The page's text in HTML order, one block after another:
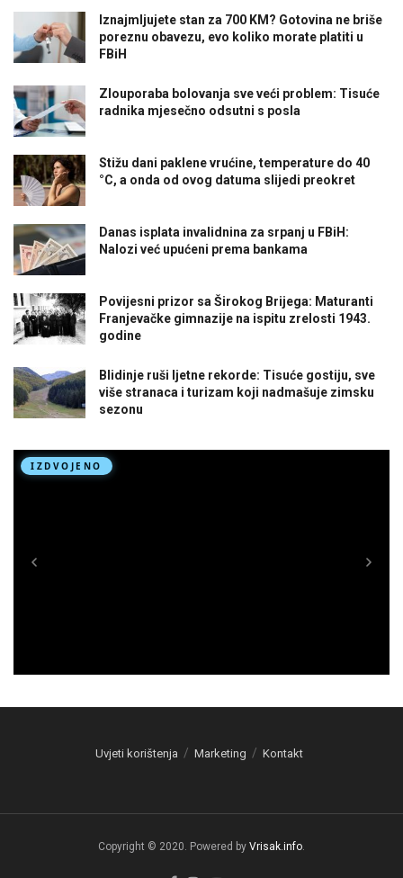
Iznajmljujete stan za 700 KM? Gotovina ne briše
poreznu obavezu, evo koliko morate platiti u
FBiH
Zlouporaba bolovanja sve veći problem: Tisuće
radnika mjesečno odsutni s posla
Stižu dani paklene vrućine, temperature do 40
°C, a onda od ovog datuma slijedi preokret
Danas isplata invalidnina za srpanj u FBiH:
Nalozi već upućeni prema bankama
Povijesni prizor sa Širokog Brijega: Maturanti
Franjevačke gimnazije na ispitu zrelosti 1943.
godine
Blidinje ruši ljetne rekorde: Tisuće gostiju, sve
više stranaca i turizam koji nadmašuje zimsku
sezonu
Uvjeti korištenja Marketing Kontakt
Copyright © 2020. Powered by Vrisak.info.